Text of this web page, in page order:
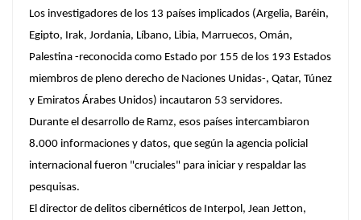
Los investigadores de los 13 países implicados (Argelia, Baréin,
Egipto, Irak, Jordania, Líbano, Libia, Marruecos, Omán,
Palestina -reconocida como Estado por 155 de los 193 Estados
miembros de pleno derecho de Naciones Unidas-, Qatar, Túnez
y Emiratos Árabes Unidos) incautaron 53 servidores.
Durante el desarrollo de Ramz, esos países intercambiaron
8.000 informaciones y datos, que según la agencia policial
internacional fueron "cruciales" para iniciar y respaldar las
pesquisas.
El director de delitos cibernéticos de Interpol, Jean Jetton,